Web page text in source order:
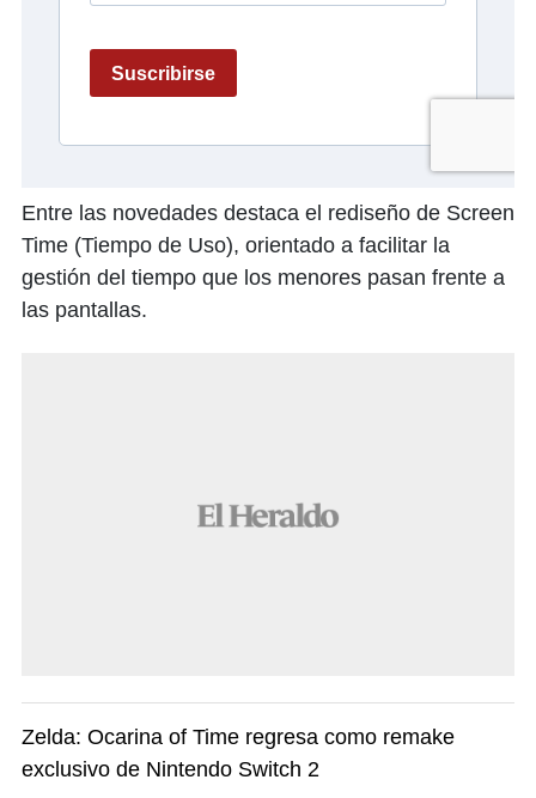
Entre las novedades destaca el rediseño de Screen
Time (Tiempo de Uso), orientado a facilitar la
gestión del tiempo que los menores pasan frente a
las pantallas.
Zelda: Ocarina of Time regresa como remake
exclusivo de Nintendo Switch 2